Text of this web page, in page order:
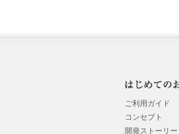
ご利用ガイド
コンセプト
開発ストーリー